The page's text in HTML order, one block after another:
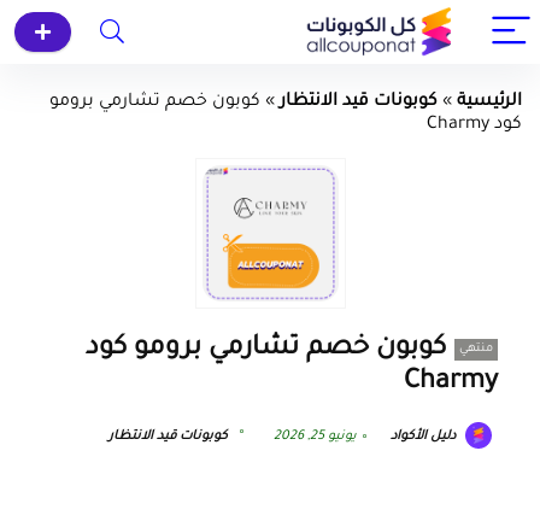
الرئيسية » كوبونات قيد الانتظار» كوبون خصم تشارمي برومو
كود Charmy
منتهي
كوبون خصم تشارمي برومو كود
Charmy
دليل الأكواد يونيو 25, 2026 كوبونات قيد الانتظار